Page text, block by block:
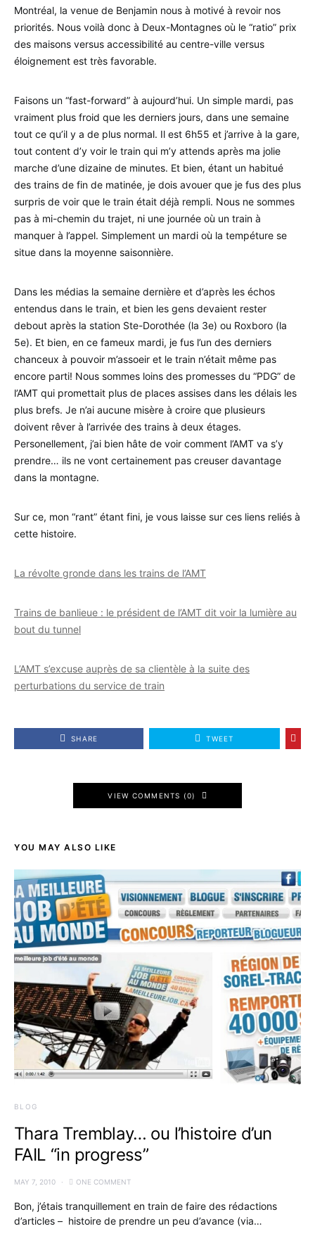
Montréal, la venue de Benjamin nous à motivé à revoir nos
priorités. Nous voilà donc à Deux-Montagnes où le “ratio” prix
des maisons versus accessibilité au centre-ville versus
éloignement est très favorable.
Faisons un “fast-forward” à aujourd’hui. Un simple mardi, pas
vraiment plus froid que les derniers jours, dans une semaine
tout ce qu’il y a de plus normal. Il est 6h55 et j’arrive à la gare,
tout content d’y voir le train qui m’y attends après ma jolie
marche d’une dizaine de minutes. Et bien, étant un habitué
des trains de fin de matinée, je dois avouer que je fus des plus
surpris de voir que le train était déjà rempli. Nous ne sommes
pas à mi-chemin du trajet, ni une journée où un train à
manquer à l’appel. Simplement un mardi où la tempéture se
situe dans la moyenne saisonnière.
Dans les médias la semaine dernière et d’après les échos
entendus dans le train, et bien les gens devaient rester
debout après la station Ste-Dorothée (la 3e) ou Roxboro (la
5e). Et bien, en ce fameux mardi, je fus l’un des derniers
chanceux à pouvoir m’assoeir et le train n’était même pas
encore parti! Nous sommes loins des promesses du “PDG” de
l’AMT qui promettait plus de places assises dans les délais les
plus brefs. Je n’ai aucune misère à croire que plusieurs
doivent rêver à l’arrivée des trains à deux étages.
Personellement, j’ai bien hâte de voir comment l’AMT va s’y
prendre… ils ne vont certainement pas creuser davantage
dans la montagne.
Sur ce, mon “rant” étant fini, je vous laisse sur ces liens reliés à
cette histoire.
La révolte gronde dans les trains de l’AMT
Trains de banlieue : le président de l’AMT dit voir la lumière au
bout du tunnel
L’AMT s’excuse auprès de sa clientèle à la suite des
perturbations du service de train
SHARE TWEET
VIEW COMMENTS (0)
YOU MAY ALSO LIKE
BLOG
Thara Tremblay… ou l’histoire d’un
FAIL “in progress”
MAY 7, 2010 ONE COMMENT
Bon, j’étais tranquillement en train de faire des rédactions
d’articles – histoire de prendre un peu d’avance (via…